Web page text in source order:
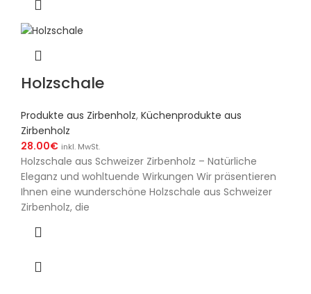
Holzschale
Produkte aus Zirbenholz, Küchenprodukte aus
Zirbenholz
28.00€ inkl. MwSt.
Holzschale aus Schweizer Zirbenholz – Natürliche
Eleganz und wohltuende Wirkungen Wir präsentieren
Ihnen eine wunderschöne Holzschale aus Schweizer
Zirbenholz, die